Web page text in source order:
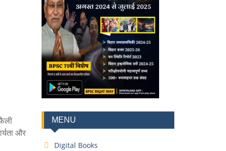
और
MENU
Digital Books